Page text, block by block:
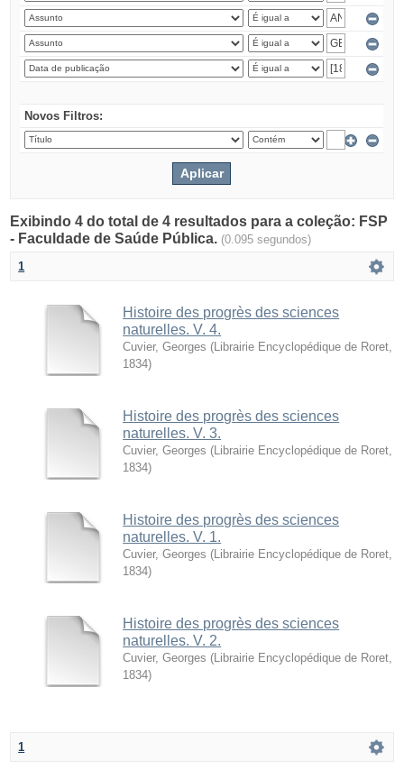
Novos Filtros:
Exibindo 4 do total de 4 resultados para a coleção: FSP
- Faculdade de Saúde Pública. (0.095 segundos)
1
Histoire des progrès des sciences
naturelles. V. 4.
Cuvier, Georges ( Librairie Encyclopédique de Roret
1834)
Histoire des progrès des sciences
naturelles. V. 3.
Cuvier, Georges ( Librairie Encyclopédique de Roret
1834)
Histoire des progrès des sciences
naturelles. V. 1.
Cuvier, Georges ( Librairie Encyclopédique de Roret
1834)
Histoire des progrès des sciences
naturelles. V. 2.
Cuvier, Georges ( Librairie Encyclopédique de Roret
1834)
1